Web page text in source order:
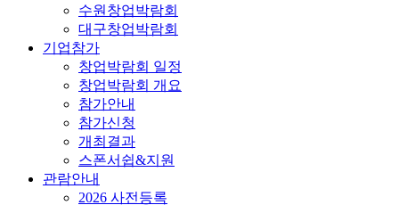
수원창업박람회
대구창업박람회
기업참가
창업박람회 일정
창업박람회 개요
참가안내
참가신청
개최결과
스폰서쉽&지원
관람안내
2026 사전등록